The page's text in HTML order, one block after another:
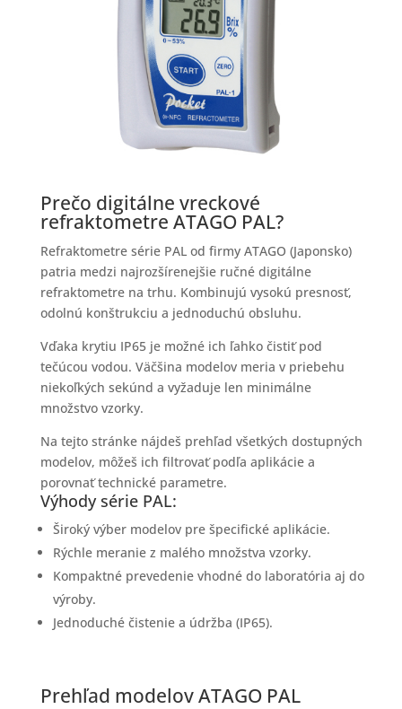
Prečo digitálne vreckové
refraktometre ATAGO PAL?
Refraktometre série PAL od firmy ATAGO (Japonsko)
patria medzi najrozšírenejšie ručné digitálne
refraktometre na trhu. Kombinujú vysokú presnosť,
odolnú konštrukciu a jednoduchú obsluhu.
Vďaka krytiu IP65 je možné ich ľahko čistiť pod
tečúcou vodou. Väčšina modelov meria v priebehu
niekoľkých sekúnd a vyžaduje len minimálne
množstvo vzorky.
Na tejto stránke nájdeš prehľad všetkých dostupných
modelov, môžeš ich filtrovať podľa aplikácie a
porovnať technické parametre.
Výhody série PAL:
Široký výber modelov pre špecifické aplikácie.
Rýchle meranie z malého množstva vzorky.
Kompaktné prevedenie vhodné do laboratória aj do
výroby.
Jednoduché čistenie a údržba (IP65).
Prehľad modelov ATAGO PAL